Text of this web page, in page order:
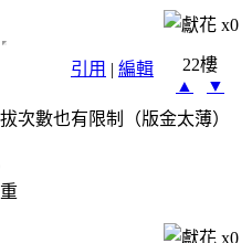
x0
引用 | 編輯
22樓
▲
▼
次數也有限制（版金太薄）
x0